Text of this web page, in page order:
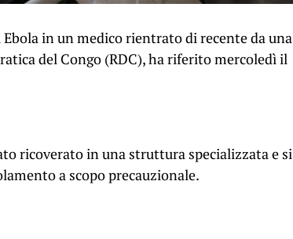
in un medico rientrato di recente da una
del Congo (RDC), ha riferito mercoledì il
ricoverato in una struttura specializzata e si
a scopo precauzionale.